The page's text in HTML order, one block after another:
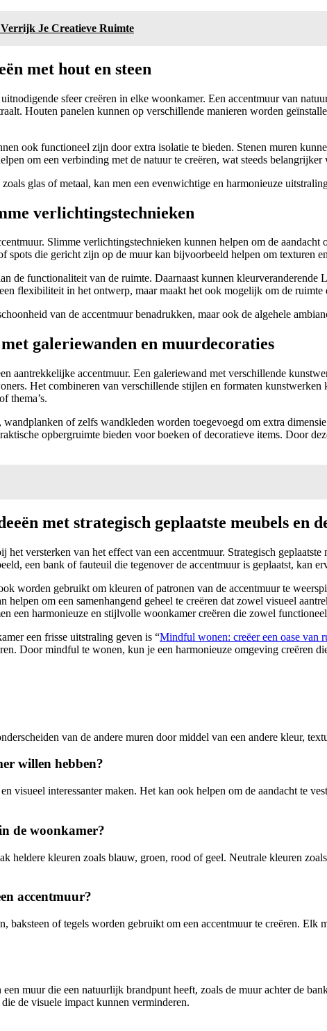
Je Creatieve Ruimte
met hout en steen
sfeer creëren in elke woonkamer. Een accentmuur van
Houten panelen kunnen op verschillende manieren worden
ook functioneel zijn door extra isolatie te bieden. Stenen muren
om een verbinding met de natuur te creëren, wat steeds
glas of metaal, kan men een evenwichtige en harmonieuze
verlichtingstechnieken
Slimme verlichtingstechnieken kunnen helpen om de
die gericht zijn op de muur kan bijvoorbeeld helpen om texturen
de functionaliteit van de ruimte. Daarnaast kunnen
flexibiliteit in het ontwerp, maar maakt het ook mogelijk om de ruimte
van de accentmuur benadrukken, maar ook de algehele
galeriewanden en muurdecoraties
aantrekkelijke accentmuur. Een galeriewand met verschillende
Het combineren van verschillende stijlen en formaten
thema’s.
of zelfs wandkleden worden toegevoegd om extra
opbergruimte bieden voor boeken of decoratieve items. Door
met strategisch geplaatste meubels en
versterken van het effect van een accentmuur. Strategisch
een bank of fauteuil die tegenover de accentmuur is geplaatst, kan
worden gebruikt om kleuren of patronen van de accentmuur te
helpen om een samenhangend geheel te creëren dat zowel visueel
een harmonieuze en stijlvolle woonkamer creëren die zowel
een frisse uitstraling geven is “Mindful wonen: creëer een oase van
Door mindful te wonen, kun je een harmonieuze omgeving creëren
van de andere muren door middel van een andere kleur,
willen hebben?
visueel interessanter maken. Het kan ook helpen om de aandacht te
de woonkamer?
heldere kleuren zoals blauw, groen, rood of geel. Neutrale kleuren
accentmuur?
baksteen of tegels worden gebruikt om een accentmuur te creëren. Elk
muur die een natuurlijk brandpunt heeft, zoals de muur achter de
de visuele impact kunnen verminderen.